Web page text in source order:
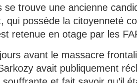
se trouve une ancienne
qui possède la citoyenneté
retenue en otage par les
avant le massacre
avait publiquement